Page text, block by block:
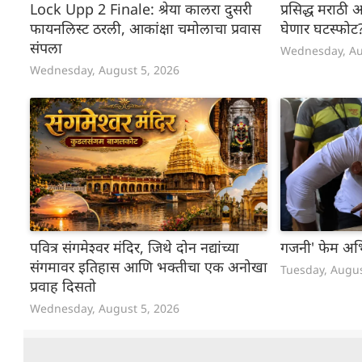
Lock Upp 2 Finale: श्रेया कालरा दुसरी
फायनलिस्ट ठरली, आकांक्षा चमोलाचा प्रवास
संपला
Wednesday, August 5, 2026
प्रसिद्ध
घेणार
Wednesday,
पवित्र संगमेश्वर मंदिर, जिथे दोन नद्यांच्या
संगमावर इतिहास आणि भक्तीचा एक अनोखा
प्रवाह दिसतो
Wednesday, August 5, 2026
गजनी' फेम
Tuesday,